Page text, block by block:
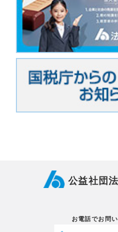
公益社団
お電話でお問